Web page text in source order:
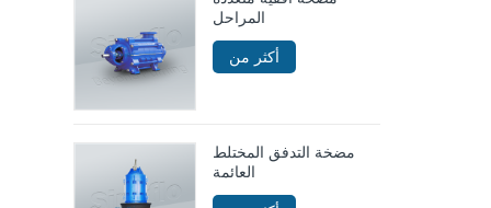
المراحل
أكثر من
مضخة التدفق المختلط
العائمة